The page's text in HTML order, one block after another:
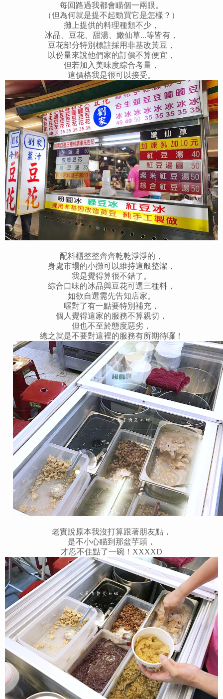
每回路過我都會瞄個一兩眼。
（但為何就是提不起勁買它是怎樣？）
攤上提供的料理種類不少，
冰品、豆花、甜湯、嫩仙草...等皆有，
豆花部分特別標註採用非基改黃豆，
以份量來說他們家的訂價不算便宜，
但若加入美味度綜合考量，
這價格我是很可以接受。
配料櫃整整齊齊乾乾淨淨的，
身處市場的小攤可以維持這般整潔，
我是覺得算很不錯了。
綜合口味的冰品與豆花可選三種料，
如欲自選需先告知店家。
喔對了有一點要特別補充，
個人覺得這家的服務不算親切，
但也不至於態度惡劣，
總之就是不要對這裡的服務有所期待囉！
老實說原本我沒打算跟著朋友點，
是不小心瞄到那盆芋頭，
才忍不住點了一碗！XXXXD